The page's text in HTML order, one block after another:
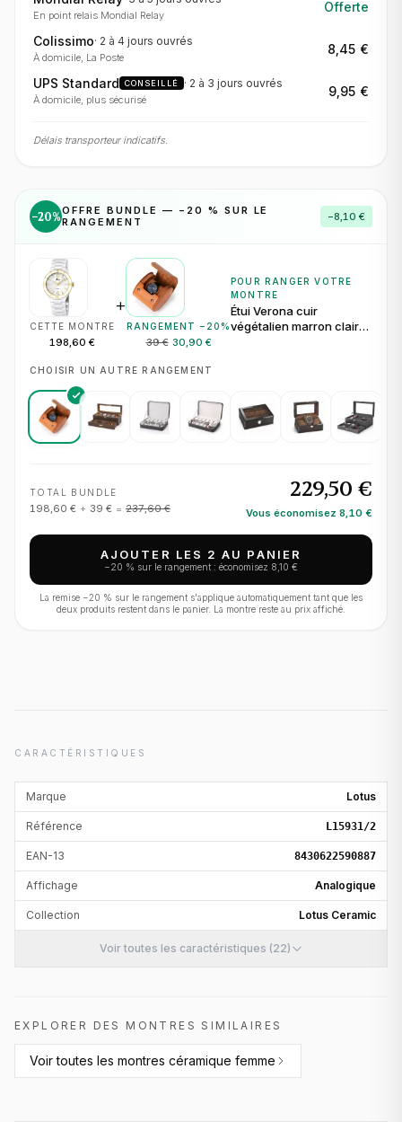
En point relais Mondial Relay
Offerte
Colissimo· 2 à 4 jours ouvrés
À domicile, La Poste
8,45 €
UPS Standard CONSEILLÉ · 2 à 3 jours ouvrés
À domicile, plus sécurisé
9,95 €
Délais transporteur indicatifs.
−20%OFFRE BUNDLE — − 20 % SUR LE
RANGEMENT
−8,10 €
CETTE MONTRE
198,60 €
+
RANGEMENT − 20 %
39 € 30,90 €
POUR RANGER VOTRE
MONTRE
Étui Verona cuir
végétalien marron clair
CHOISIR UN AUTRE RANGEMENT
TOTAL BUNDLE
198,60 € + 39 € = 237,60 €
229,50 €
Vous économisez 8,10 €
AJOUTER LES 2 AU PANIER
−20 % sur le rangement : économisez 8,10 €
La remise −20 % sur le rangement s'applique automatiquement tant que les
deux produits restent dans le panier. La montre reste au prix affiché.
CARACTÉRISTIQUES
Marque Lotus
Référence L15931/2
EAN-13 8430622590887
Affichage Analogique
Collection Lotus Ceramic
Voir toutes les caractéristiques (22)
EXPLORER DES MONTRES SIMILAIRES
Voir toutes les montres céramique femme